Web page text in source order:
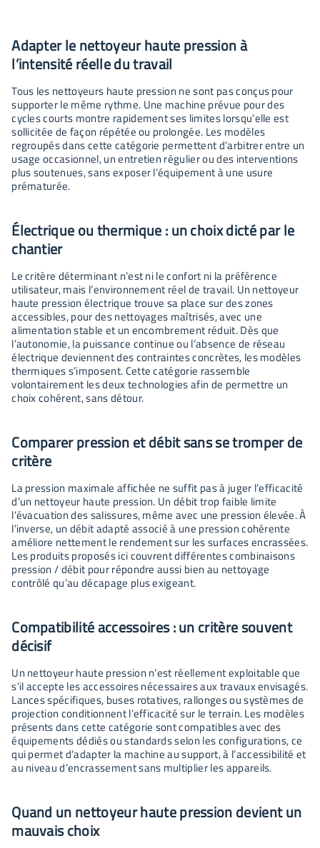
Adapter le nettoyeur haute pression à
l’intensité réelle du travail
Tous les nettoyeurs haute pression ne sont pas conçus pour
supporter le même rythme. Une machine prévue pour des
cycles courts montre rapidement ses limites lorsqu’elle est
sollicitée de façon répétée ou prolongée. Les modèles
regroupés dans cette catégorie permettent d’arbitrer entre un
usage occasionnel, un entretien régulier ou des interventions
plus soutenues, sans exposer l’équipement à une usure
prématurée.
Électrique ou thermique : un choix dicté par le
chantier
Le critère déterminant n’est ni le confort ni la préférence
utilisateur, mais l’environnement réel de travail. Un nettoyeur
haute pression électrique trouve sa place sur des zones
accessibles, pour des nettoyages maîtrisés, avec une
alimentation stable et un encombrement réduit. Dès que
l’autonomie, la puissance continue ou l’absence de réseau
électrique deviennent des contraintes concrètes, les modèles
thermiques s’imposent. Cette catégorie rassemble
volontairement les deux technologies afin de permettre un
choix cohérent, sans détour.
Comparer pression et débit sans se tromper de
critère
La pression maximale affichée ne suffit pas à juger l’efficacité
d’un nettoyeur haute pression. Un débit trop faible limite
l’évacuation des salissures, même avec une pression élevée. À
l’inverse, un débit adapté associé à une pression cohérente
améliore nettement le rendement sur les surfaces encrassées.
Les produits proposés ici couvrent différentes combinaisons
pression / débit pour répondre aussi bien au nettoyage
contrôlé qu’au décapage plus exigeant.
Compatibilité accessoires : un critère souvent
décisif
Un nettoyeur haute pression n’est réellement exploitable que
s’il accepte les accessoires nécessaires aux travaux envisagés.
Lances spécifiques, buses rotatives, rallonges ou systèmes de
projection conditionnent l’efficacité sur le terrain. Les modèles
présents dans cette catégorie sont compatibles avec des
équipements dédiés ou standards selon les configurations, ce
qui permet d’adapter la machine au support, à l’accessibilité et
au niveau d’encrassement sans multiplier les appareils.
Quand un nettoyeur haute pression devient un
mauvais choix